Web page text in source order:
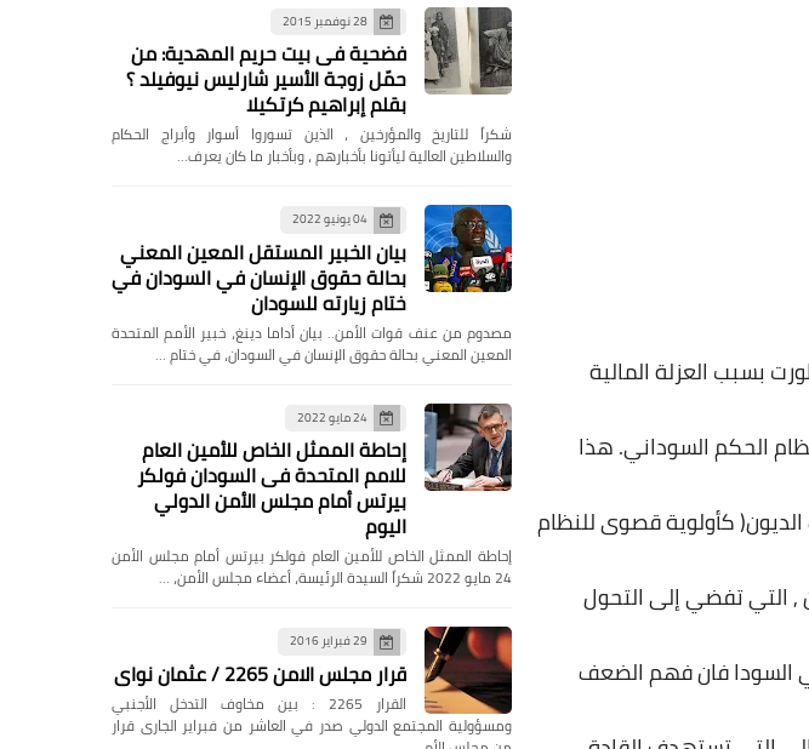
بسبب العزلةالمالية
الحكمالسوداني.هذا
الديون(كأولويةقصوىللنظام
,التيتفضيإلىالتحول
السودافانفهمالضعف
28 نوفمبر 2015
فضحية فى بيت حريم المهدية: من
حمّل زوجة الأسير شارليس نيوفيلد ؟
بقلم إبراهيم كرتكيلا
شكراً للتاريخ والمؤرخين ، الذين تسوروا أسوار وأبراج الحكام
والسلاطين العالية ليأتونا بأخبارهم ، وبأخبار ما كان يعرف…
04 يونيو 2022
بيان الخبير المستقل المعين المعني
بحالة حقوق الإنسان في السودان في
ختام زيارته للسودان
مصدوم من عنف قوات الأمن.. بيان أداما دينغ، خبير الأمم المتحدة
المعين المعني بحالة حقوق الإنسان في السودان، في ختام …
24 مايو 2022
إحاطة الممثل الخاص للأمين العام
للامم المتحدة فى السودان فولكر
بيرتس أمام مجلس الأمن الدولي
اليوم
إحاطة الممثل الخاص للأمين العام فولكر بيرتس أمام مجلس الأمن
24 مايو 2022 شكراً السيدة الرئيسة، أعضاء مجلس الأمن، …
29 فبراير 2016
قرار مجلس الامن 2265 / عثمان نواى
القرار 2265 : بين مخاوف التدخل الأجنبي
ومسؤولية المجتمع الدولي صدر في العاشر من فبراير الجارى قرار